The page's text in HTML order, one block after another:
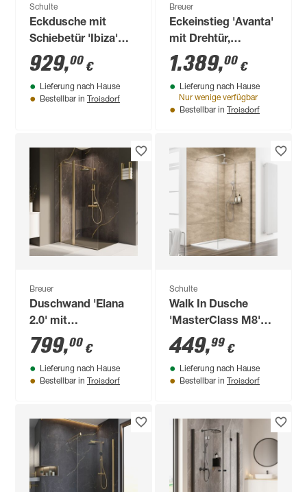
Schulte
Eckdusche mit
Schiebetür 'Ibiza'
links, vollgerahmt,
light-green, 160 x
204 x 90 cm
929,00 €
Lieferung nach Hause
Bestellbar in Troisdorf
Breuer
Eckeinstieg 'Avanta'
mit Drehtür,
teilgerahmt,
Chromoptik, 100 x
200 x 100 cm, 4-
teilig
1.389,00 €
Lieferung nach Hause
Nur wenige verfügbar
Bestellbar in Troisdorf
Breuer
Duschwand 'Elana
2.0' mit
beweglichem
Element, links,
goldfarben, 140 x
799,00 €
Lieferung nach Hause
Bestellbar in Troisdorf
Schulte
Walk In Dusche
'MasterClass M8'
teilgerahmt,
Chromoptik, 100 x
200 cm
449,99 €
Lieferung nach Hause
Bestellbar in Troisdorf